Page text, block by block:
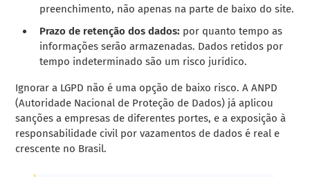
preenchimento, não apenas na parte de baixo do site.
Prazo de retenção dos dados: por quanto tempo as
informações serão armazenadas. Dados retidos por
tempo indeterminado são um risco jurídico.
Ignorar a LGPD não é uma opção de baixo risco. A ANPD
(Autoridade Nacional de Proteção de Dados) já aplicou
sanções a empresas de diferentes portes, e a exposição à
responsabilidade civil por vazamentos de dados é real e
crescente no Brasil.